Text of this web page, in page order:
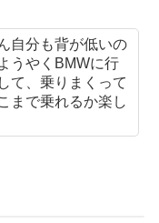
自分も背が低いの
うやくBMWに行
て、乗りまくって
まで乗れるか楽し